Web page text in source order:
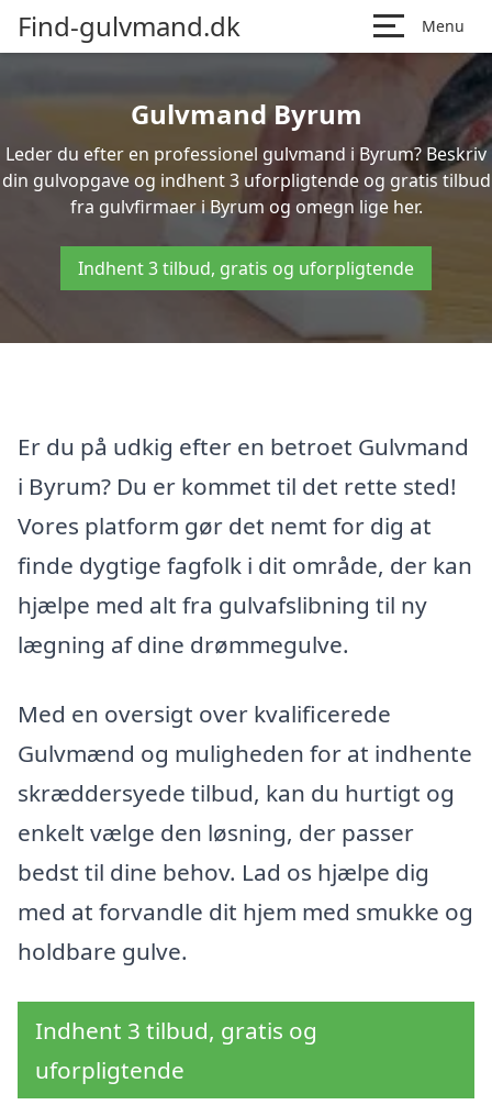
Find-gulvmand.dk Menu
Gulvmand Byrum
Leder du efter en professionel gulvmand i Byrum? Beskriv
din gulvopgave og indhent 3 uforpligtende og gratis tilbud
fra gulvfirmaer i Byrum og omegn lige her.
Indhent 3 tilbud, gratis og uforpligtende
Er du på udkig efter en betroet Gulvmand
i Byrum? Du er kommet til det rette sted!
Vores platform gør det nemt for dig at
finde dygtige fagfolk i dit område, der kan
hjælpe med alt fra gulvafslibning til ny
lægning af dine drømmegulve.
Med en oversigt over kvalificerede
Gulvmænd og muligheden for at indhente
skræddersyede tilbud, kan du hurtigt og
enkelt vælge den løsning, der passer
bedst til dine behov. Lad os hjælpe dig
med at forvandle dit hjem med smukke og
holdbare gulve.
Indhent 3 tilbud, gratis og
uforpligtende